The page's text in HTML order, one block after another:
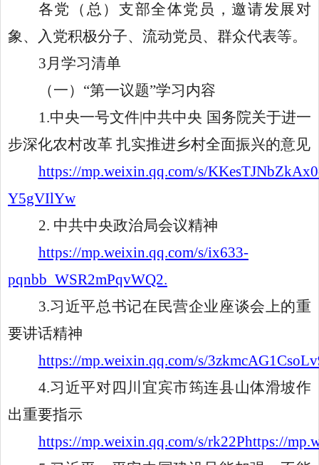
各党（总）支部全体党员，邀请发展对
象、入党积极分子、流动党员、群众代表等。
3月学习清单
（一） “第一议题”学习内容
1.中央一号文件|中共中央 国务院关于进一
步深化农村改革 扎实推进乡村全面振兴的意见
https://mp.weixin.qq.com/s/
Y5gVIlYw
2. 中共中央政治局会议精神
https://mp.weixin.qq.com/s/ix633-
pqnbb_WSR2mPqvWQ2.
3.习近平总书记在民营企业座谈会上的重
要讲话精神
https://mp.weixin.qq.com/s/
4.习近平对四川宜宾市筠连县山体滑坡作
出重要指示
https://mp.weixin.qq.com/s/rk22Phttps://